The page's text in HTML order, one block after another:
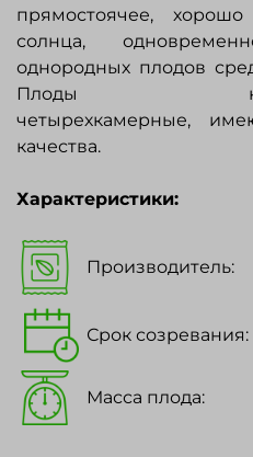
прямостоячее,
солнца,
однородных плодов
Плоды
четырехкамерные,
качества.
Характеристики:
Производитель:
Срок созревания:
Масса плода: